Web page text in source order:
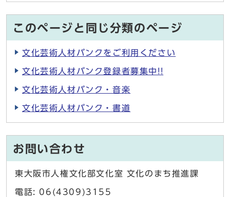
このページと同じ分類のページ
文化芸術人材バンクをご利用ください
文化芸術人材バンク登録者募集中!!
文化芸術人材バンク・音楽
文化芸術人材バンク・書道
お問い合わせ
東大阪市人権文化部文化室 文化のまち推進課
電話: 06(4309)3155